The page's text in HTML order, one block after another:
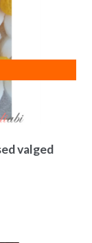
valged